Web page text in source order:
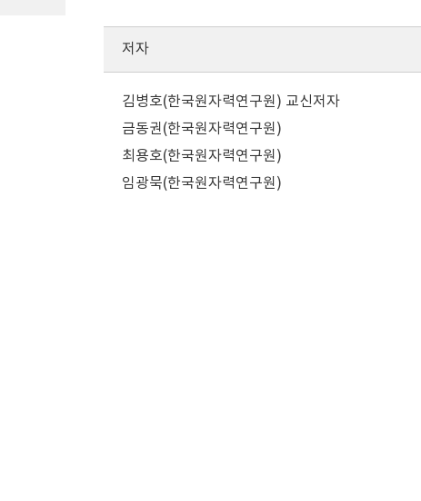
저자
김병호(한국원자력연구원) 교신저자
금동권(한국원자력연구원)
최용호(한국원자력연구원)
임광묵(한국원자력연구원)